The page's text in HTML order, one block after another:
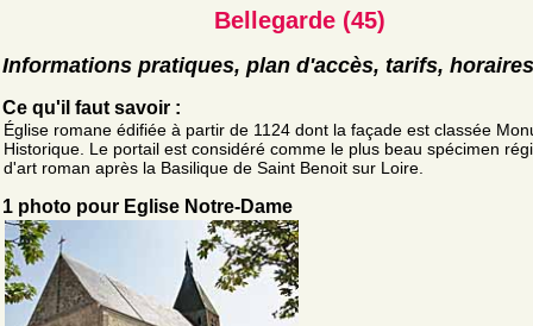
Bellegarde (45)
Informations pratiques, plan d'accès, tarifs, horaires
Ce qu'il faut savoir :
Église romane édifiée à partir de 1124 dont la façade est classée
Historique. Le portail est considéré comme le plus beau spécimen
d'art roman après la Basilique de Saint Benoit sur Loire.
1 photo pour Eglise Notre-Dame